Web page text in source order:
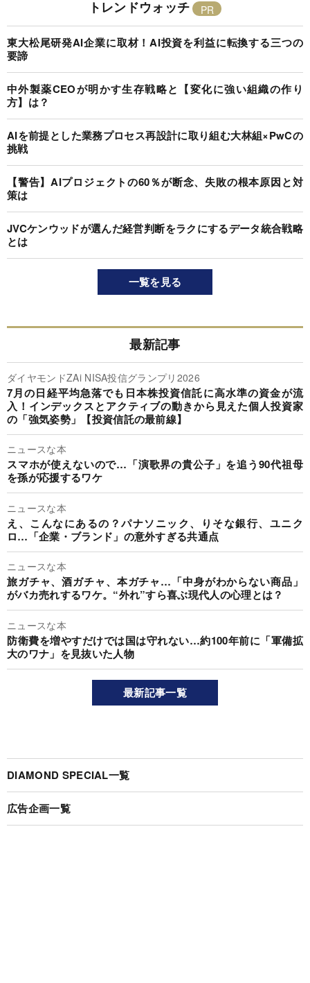
トレンドウォッチ
東大松尾研発AI企業に取材！AI投資を利益に転換する三つの
要諦
中外製薬CEOが明かす生存戦略と【変化に強い組織の作り
方】は？
AIを前提とした業務プロセス再設計に取り組む大林組×PwCの
挑戦
【警告】AIプロジェクトの60％が断念、失敗の根本原因と対
策は
JVCケンウッドが選んだ経営判断をラクにするデータ統合戦略
とは
一覧を見る
最新記事
ダイヤモンドZAi NISA投信グランプリ2026
7月の日経平均急落でも日本株投資信託に高水準の資金が流
入！インデックスとアクティブの動きから見えた個人投資家
の「強気姿勢」【投資信託の最前線】
ニュースな本
スマホが使えないので…「演歌界の貴公子」を追う90代祖母
を孫が応援するワケ
ニュースな本
え、こんなにあるの？パナソニック、りそな銀行、ユニク
ロ…「企業・ブランド」の意外すぎる共通点
ニュースな本
旅ガチャ、酒ガチャ、本ガチャ…「中身がわからない商品」
がバカ売れするワケ。“外れ”すら喜ぶ現代人の心理とは？
ニュースな本
防衛費を増やすだけでは国は守れない…約100年前に「軍備拡
大のワナ」を見抜いた人物
最新記事一覧
DIAMOND SPECIAL一覧
広告企画一覧